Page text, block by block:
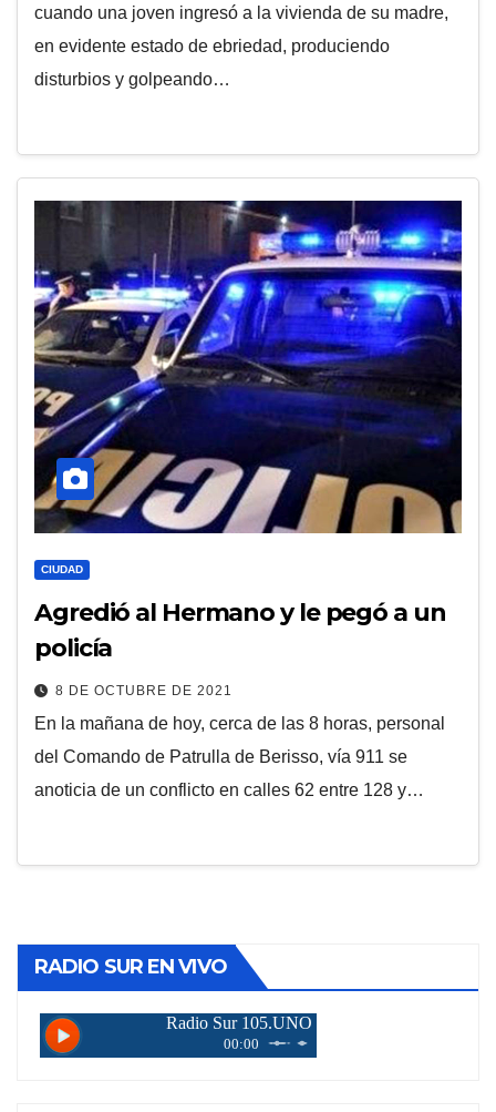
cuando una joven ingresó a la vivienda de su madre,
en evidente estado de ebriedad, produciendo
disturbios y golpeando…
CIUDAD
Agredió al Hermano y le pegó a un
policía
8 DE OCTUBRE DE 2021
En la mañana de hoy, cerca de las 8 horas, personal
del Comando de Patrulla de Berisso, vía 911 se
anoticia de un conflicto en calles 62 entre 128 y…
RADIO SUR EN VIVO